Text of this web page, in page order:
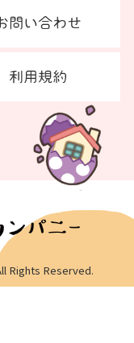
Rights Reserved.